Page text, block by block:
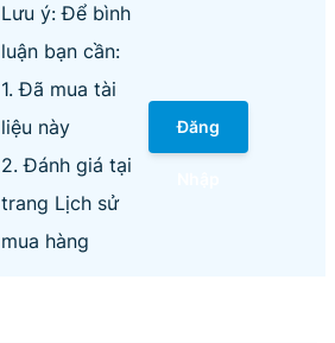
Lưu ý: Để bình
luận bạn cần:
1. Đã mua tài
liệu này
2. Đánh giá tại
trang Lịch sử
mua hàng
Đăng